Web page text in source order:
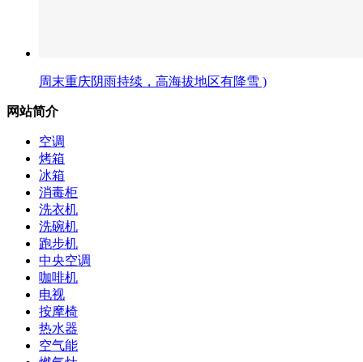
周末重庆阴雨持续，高海拔地区有降雪 )
网站简介
空调
烤箱
冰箱
消毒柜
洗衣机
洗碗机
跑步机
中央空调
咖啡机
电视
按摩椅
热水器
空气能